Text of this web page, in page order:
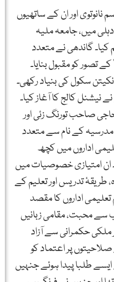
نانوتوی اور ان کے ساتھیوں
دہلی میں، جامعہ ملیہ
کیا۔ گاندھی نے متعدد
کے تصور کو مقبول بنایا۔
سکول کی بنیاد رکھی۔
نیشنل کالج کا آغاز کیا۔
صاحب تورنگ زئی اور
مدرسیہ کے نام سے متعدد
اداروں میں کچھ
امتیازی خصوصیات میں
طریقۂ تدریس اور تعلیم کے
اداروں کا مقصد
سے محبت، مقامی زبانیں
ملکی حکمرانی سے آزاد
پر اعتماد کو
ایسے طلبا پیدا ہوئے جنہیں